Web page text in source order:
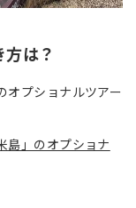
は？
オプショナルツアー
島」のオプショナ